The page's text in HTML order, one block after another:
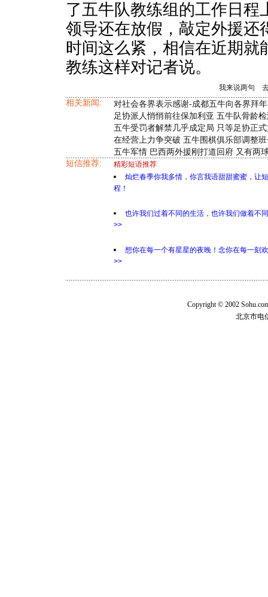
了五牛队教练组的工作日程
领导还在放假，敲定外援还
时间这么紧，相信在近期就
教练这样对记者说。
我来说两句
相关新闻: 对社会各界表示感谢-成都五牛向各界拜年
足协派人悄悄前往保加利亚 五牛队骨龄
五牛受罚者解禁几乎成定局 只等足协正
在经营上力争突破 五牛围棋俱乐部调整
五牛军情 巴西两外援刚打道回府 又有两
短信推荐:
精彩短语推荐
灿烂春季你我多情，你言我语甜甜蜜蜜，让
程！
也许我们过着不同的生活，也许我们做着
>>
想你在每一个有星星的夜晚！念你在每一
>>
Copyright © 2002
北京市电